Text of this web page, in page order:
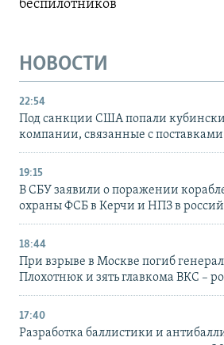
беспилотников
НОВОСТИ
22:54
Под санкции США попали
компании, связанные с
19:15
В СБУ заявили о поражении
охраны ФСБ в Керчи и НПЗ в
18:44
При взрыве в Москве погиб
Плохотнюк и зять главкома ВКС –
17:40
Разработка баллистики и